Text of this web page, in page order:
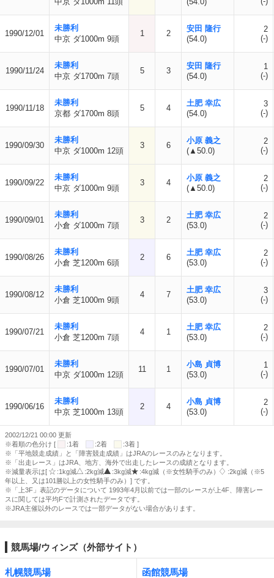
1990/12/01
未勝利
中京 ダ1000m 9頭
1 2
安田 隆行
(54.0)
2
(-)
1990/11/24
未勝利
中京 ダ1700m 7頭
5 3
安田 隆行
(54.0)
1
(-)
1990/11/18
未勝利
京都 ダ1700m 8頭
5 4
土肥 幸広
(54.0)
3
(-)
1990/09/30
未勝利
中京 ダ1000m 12頭
3 6
小原 義之
(▲50.0)
2
(-)
1990/09/22
未勝利
中京 ダ1000m 9頭
3 4
小原 義之
(▲50.0)
2
(-)
1990/09/01
未勝利
小倉 ダ1000m 7頭
3 2
土肥 幸広
(53.0)
2
(-)
1990/08/26
未勝利
小倉 芝1200m 6頭
2 6
土肥 幸広
(53.0)
2
(-)
1990/08/12
未勝利
小倉 芝1000m 9頭
4 7
土肥 幸広
(53.0)
3
(-)
1990/07/21
未勝利
小倉 芝1200m 7頭
4 1
土肥 幸広
(53.0)
2
(-)
1990/07/01
未勝利
中京 ダ1000m 12頭
11 1
小島 貞博
(53.0)
1
(-)
1990/06/16
未勝利
中京 芝1000m 13頭
2 4
小島 貞博
(53.0)
2
(-)
2002/12/21 00:00 更新
※着順の色分け [
:1着 :2着
:3着 ]
※「平地競走成績」と「障害競走成績」はJRAのレースのみとなります。
※「出走レース」はJRA、地方、海外で出走したレースの成績となります。
※減量表示は[
:1kg減 :2kg減 :3kg減 :4kg減（※女性騎手のみ）
:2kg減（※5
年以上、又は101勝以上の女性騎手のみ）] です。
※「上3F」表記のデータについて 1993年4月以前では一部のレースが上4F、障害レー
スに関しては平均Fで計測されたデータです。
※JRA主催以外のレースでは一部データがない場合があります。
競馬場/ウィンズ（外部サイト）
札幌競馬場 函館競馬場